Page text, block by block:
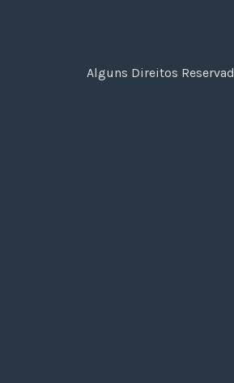
Alguns Direitos